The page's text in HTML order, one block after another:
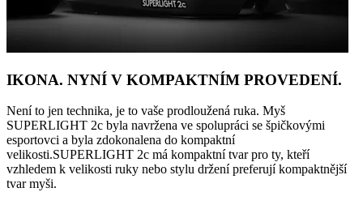
IKONA. NYNÍ V KOMPAKTNÍM PROVEDENÍ.
Není to jen technika, je to vaše prodloužená ruka. Myš
SUPERLIGHT 2c byla navržena ve spolupráci se špičkovými
esportovci a byla zdokonalena do kompaktní
velikosti.SUPERLIGHT 2c má kompaktní tvar pro ty, kteří
vzhledem k velikosti ruky nebo stylu držení preferují kompaktnější
tvar myši.